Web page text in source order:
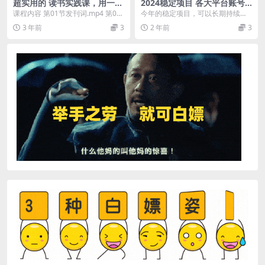
超实用的 读书实践课，用一本
书 多方位赚收益（53节课）
课程内容 第01节发刊词.mp4 第02
节01认知觉醒.mp4 第03节02规
划...3 年前 3
2024稳定项目 各大平台账号
批发倒卖 零成本纯赚信息差
实现睡后月收入10000
今年的稳定项目，可以长期持续
做，比较吃执行力 一旦搭建好，中
后期月收入几十个都不...
2 年前 3